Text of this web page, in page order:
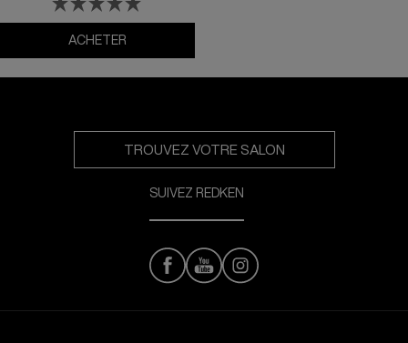
ACHETER
TROUVEZ VOTRE SALON
SUIVEZ REDKEN